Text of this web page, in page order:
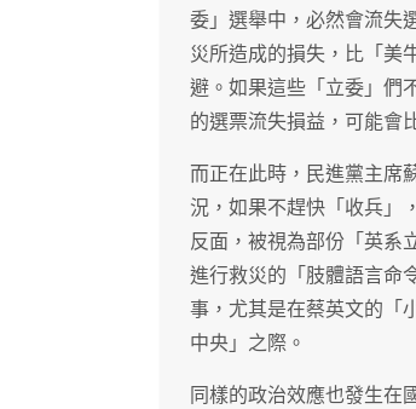
委」選舉中，必然會流失
災所造成的損失，比「美
避。如果這些「立委」們
的選票流失損益，可能會
而正在此時，民進黨主席
況，如果不趕快「收兵」
反面，被視為部份「英系
進行救災的「肢體語言命
事，尤其是在蔡英文的「
中央」之際。
同樣的政治效應也發生在